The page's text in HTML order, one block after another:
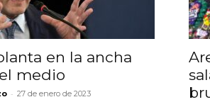
en la ancha
medio
- 27 de enero de 2023